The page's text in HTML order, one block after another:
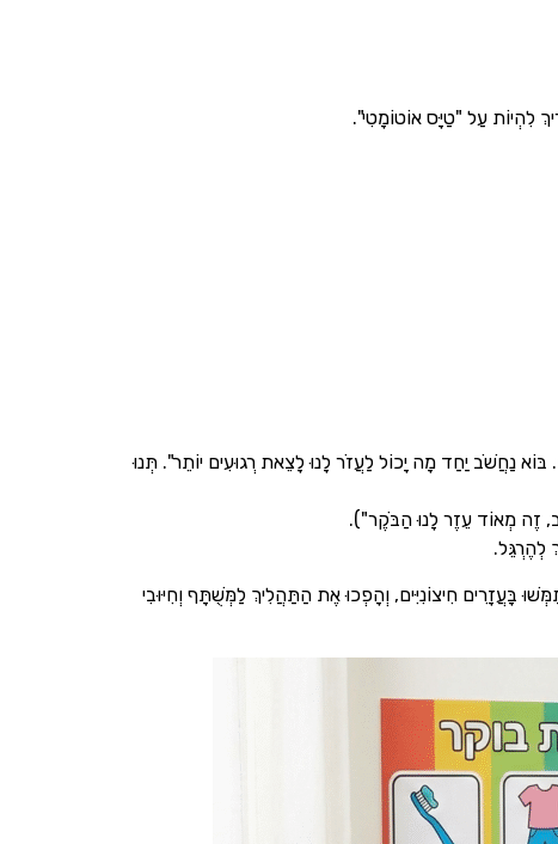
לִהְיוֹת עַל "טַיָּס אוֹטוֹמָטִי".
נַחֲשֹׁב יַחַד מָה יָכוֹל לַעֲזֹר לָנוּ לָצֵאת רְגוּעִים יוֹתֵר". תְּנוּ
בָּעֲזָרִים חִיצוֹנִיִּים, וְהָפְכוּ אֶת הַתַּהֲלִיךְ לַמְּשֻׁתָּף וְחִיּוּבִי